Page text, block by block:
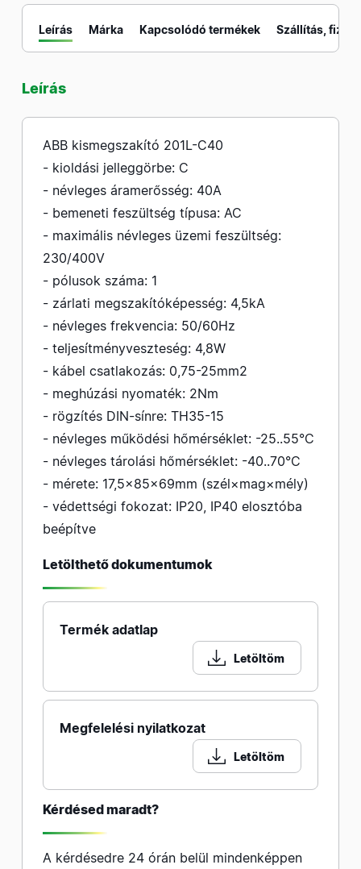
Leírás Márka Kapcsolódó termékek Szállítás,
Leírás
ABB kismegszakító 201L-C40
- kioldási jelleggörbe: C
- névleges áramerősség: 40A
- bemeneti feszültség típusa: AC
- maximális névleges üzemi feszültség:
230/400V
- pólusok száma: 1
- zárlati megszakítóképesség: 4,5kA
- névleges frekvencia: 50/60Hz
- teljesítményveszteség: 4,8W
- kábel csatlakozás: 0,75-25mm2
- meghúzási nyomaték: 2Nm
- rögzítés DIN-sínre: TH35-15
- névleges működési hőmérséklet: -25..55°C
- névleges tárolási hőmérséklet: -40..70°C
- mérete: 17,5×85×69mm (szél×mag×mély)
- védettségi fokozat: IP20, IP40 elosztóba
beépítve
Letölthető dokumentumok
Termék adatlap
Letöltöm
Megfelelési nyilatkozat
Letöltöm
Kérdésed maradt?
A kérdésedre 24 órán belül mindenképpen